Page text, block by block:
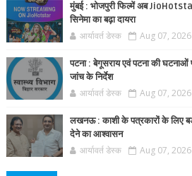
मुंबई : भोजपुरी फिल्में अब
सिनेमा का बढ़ा दायरा
आर्यावर्त डेस्क Aug 07, 2026
पटना : बेगूसराय एवं पटना की घटनाओं
जांच के निर्देश
आर्यावर्त डेस्क Aug 07, 2026
लखनऊ : काशी के पत्रकारों के लिए
देने का आश्वासन
आर्यावर्त डेस्क Aug 07, 2026